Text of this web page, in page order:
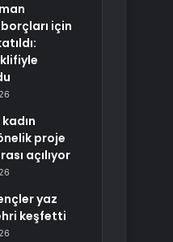
için
proje
açılıyor
yaz
keşfetti